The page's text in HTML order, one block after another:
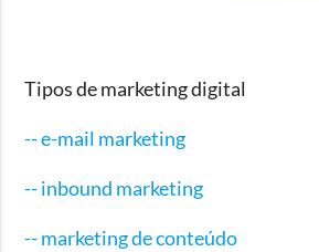
Tipos de marketing digital
-- e-mail marketing
-- inbound marketing
-- marketing de conteúdo